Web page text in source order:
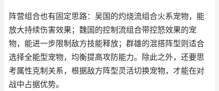
阵营组合也有固定思路：吴国的灼烧流组合火系宠物，能
放大持续伤害效果；魏国的控制流组合带控怒效果的宠
物，能进一步限制敌方技能释放；群雄的混搭阵型则适合
选择全能型宠物，均衡提高攻防能力。除此之外，还要思
考属性克制关系，根据敌方阵型灵活切换宠物，才能在对
战中占据优势。